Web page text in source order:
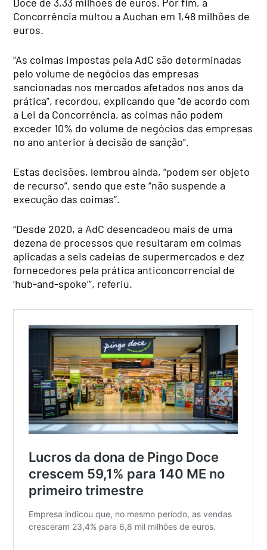
Concorrência multou a Auchan em 1,48 milhões de
euros.
“As coimas impostas pela AdC são determinadas
pelo volume de negócios das empresas
sancionadas nos mercados afetados nos anos da
prática”, recordou, explicando que “de acordo com
a Lei da Concorrência, as coimas não podem
exceder 10% do volume de negócios das empresas
no ano anterior à decisão de sanção”.
Estas decisões, lembrou ainda, “podem ser objeto
de recurso”, sendo que este “não suspende a
execução das coimas”.
“Desde 2020, a AdC desencadeou mais de uma
dezena de processos que resultaram em coimas
aplicadas a seis cadeias de supermercados e dez
fornecedores pela prática anticoncorrencial de
‘hub-and-spoke’”, referiu.